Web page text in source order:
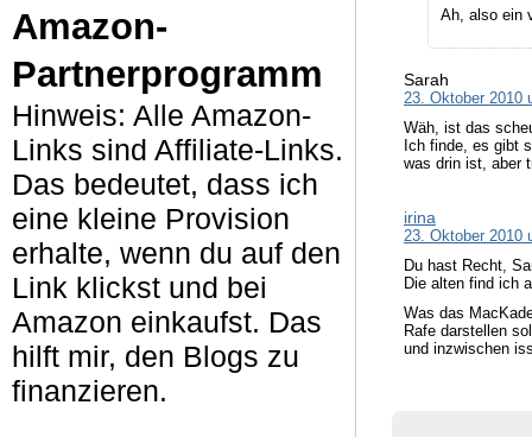
Amazon-
Partnerprogramm
Hinweis: Alle Amazon-
Links sind Affiliate-Links.
Das bedeutet, dass ich
eine kleine Provision
erhalte, wenn du auf den
Link klickst und bei
Amazon einkaufst. Das
hilft mir, den Blogs zu
finanzieren.
Ah, also ein
Sarah
23. Oktober 2010
Wäh, ist das
Ich finde, es gibt
was drin ist, aber
irina
23. Oktober 2010
Du hast Recht,
Die alten find ich
Was das
Rafe darstellen
und inzwischen